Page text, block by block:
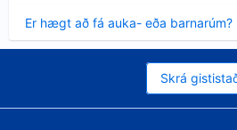
Er hægt að fá auka- eða barnarúm?
sýnt
Skrá